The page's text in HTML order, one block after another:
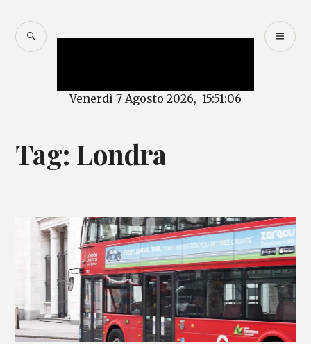
contenuto
Venerdì 7 Agosto 2026, 15:51:07
Mercurio – Il "dio"
CERCA
Tag: Londra